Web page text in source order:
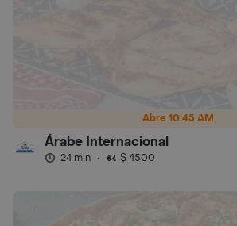
Abre 10:45 AM
Árabe Internacional
24 min · $ 4500